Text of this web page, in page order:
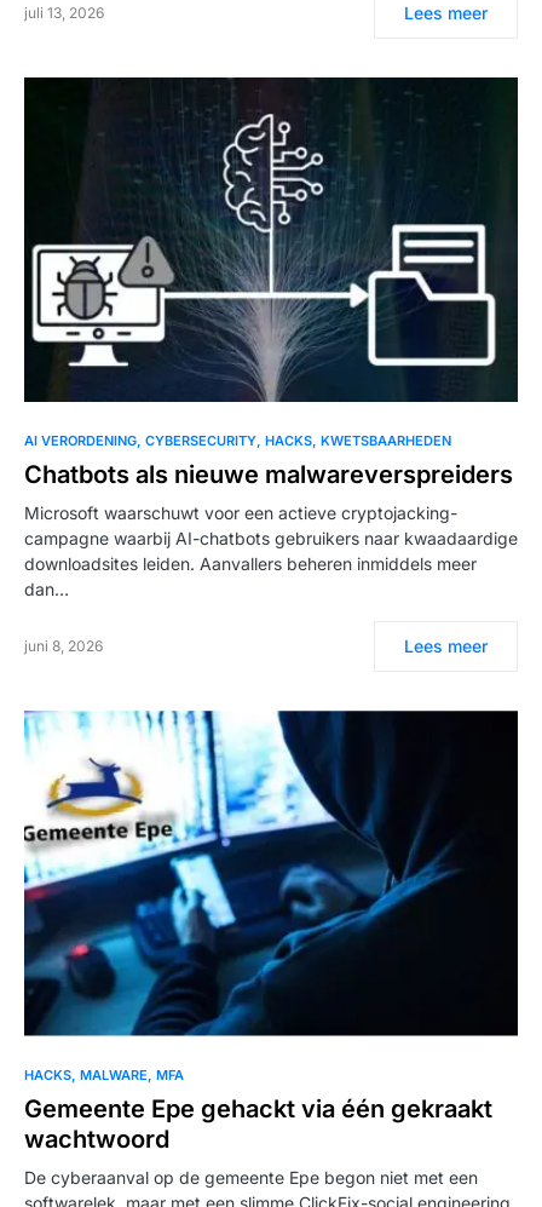
juli 13, 2026 Lees meer
AI VERORDENING CYBERSECURITY HACKS KWETSBAARHEDEN
Chatbots als nieuwe malwareverspreiders
Microsoft waarschuwt voor een actieve cryptojacking-
campagne waarbij AI-chatbots gebruikers naar kwaadaardige
downloadsites leiden. Aanvallers beheren inmiddels meer
dan…
juni 8, 2026 Lees meer
HACKS MALWARE MFA
Gemeente Epe gehackt via één gekraakt
wachtwoord
De cyberaanval op de gemeente Epe begon niet met een
softwarelek, maar met een slimme ClickFix-social engineering